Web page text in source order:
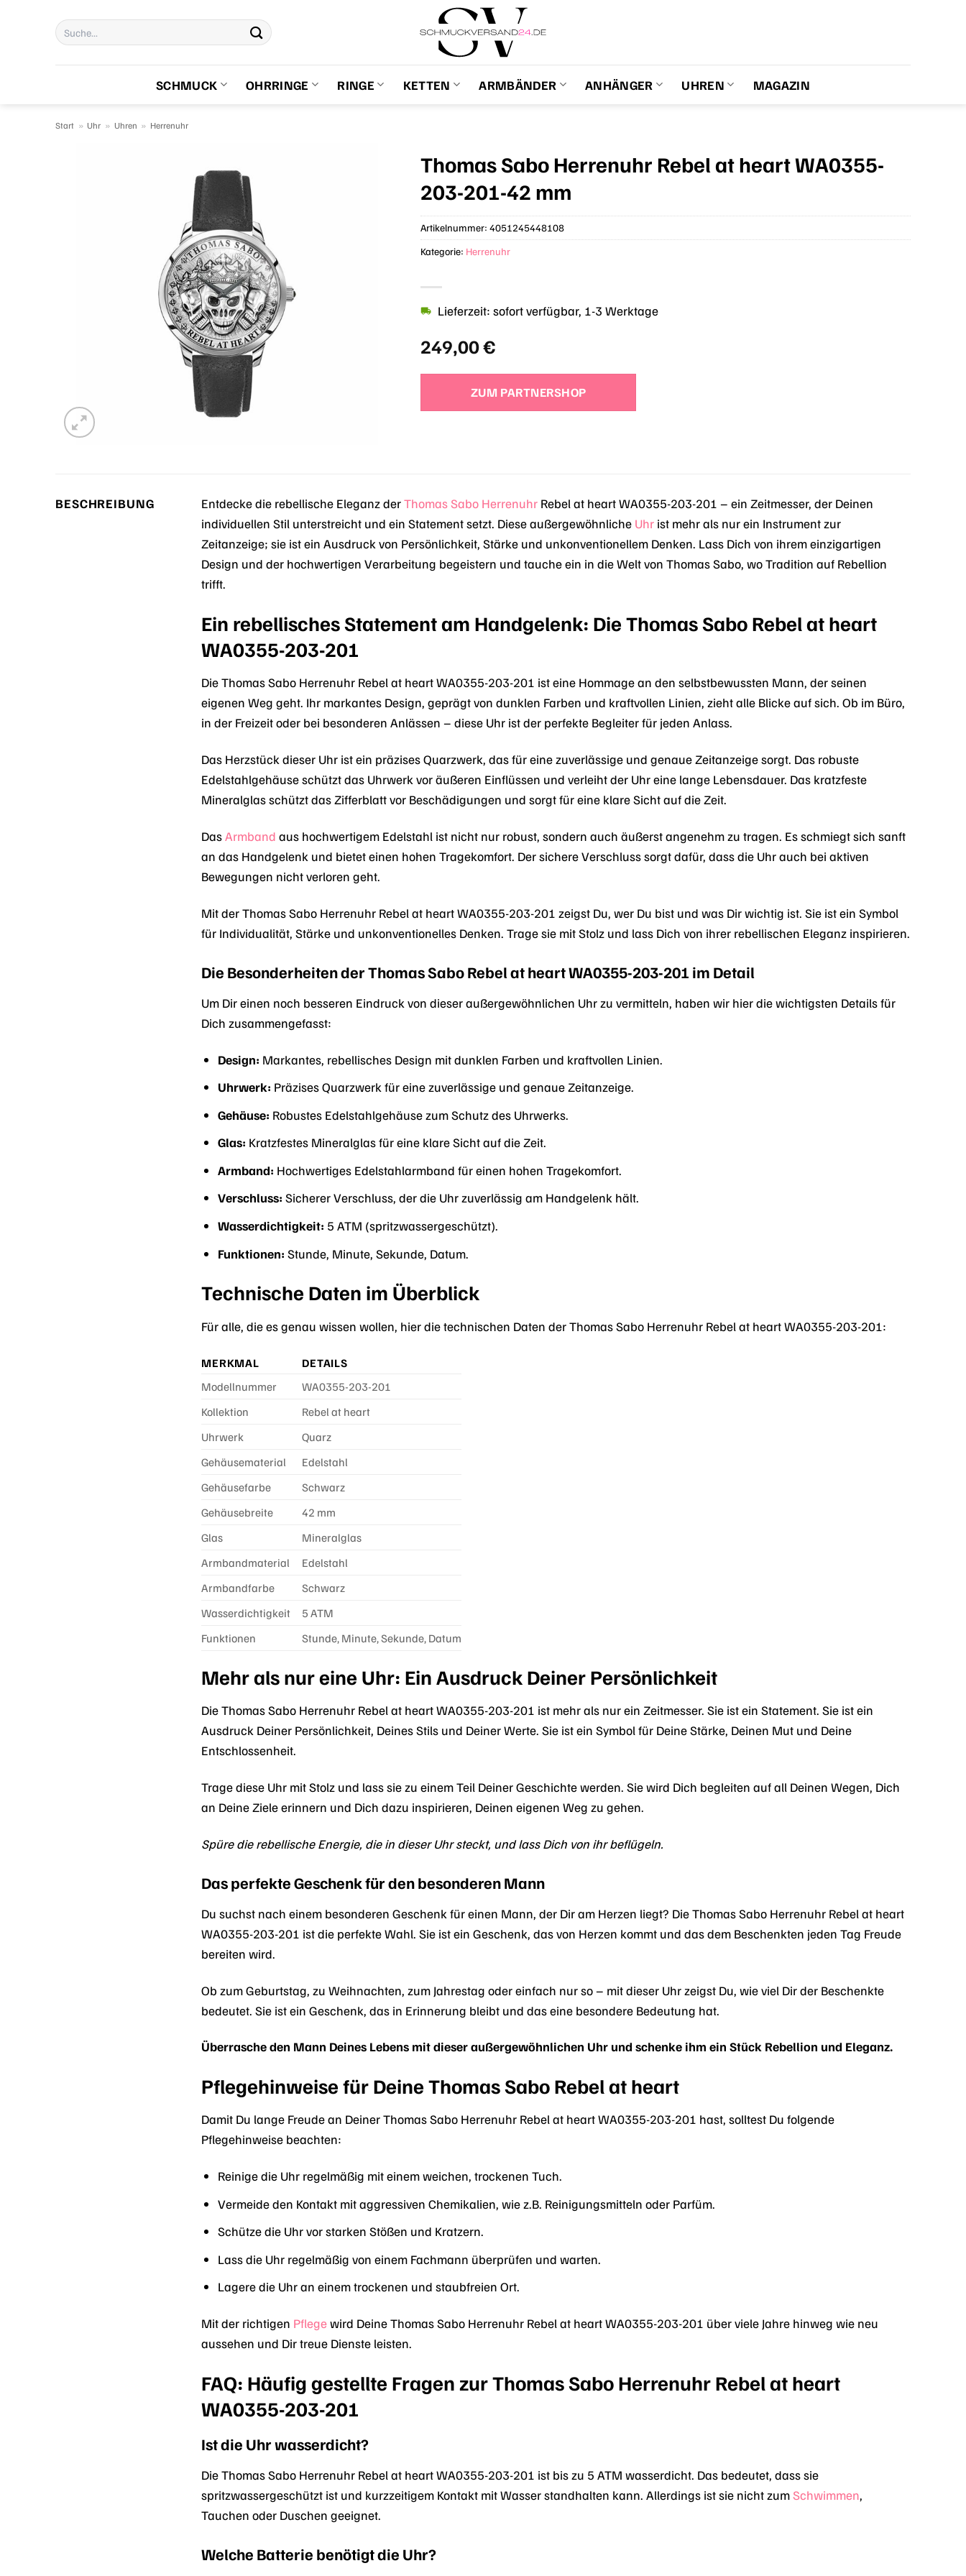
Suchen
nach:
SCHMUCK OHRRINGE RINGE KETTEN ARMBÄNDER ANHÄNGER UHREN MAGAZIN
Start » Uhr » Uhren » Herrenuhr
Thomas Sabo Herrenuhr Rebel at heart WA0355-
203-201-42 mm
249,00€
Lieferzeit: sofort verfügbar, 1-3 Werktage
ZUM PARTNERSHOP
Artikelnummer:4051245448108
Kategorie: Herrenuhr
BESCHREIBUNG Entdecke die rebellische Eleganz derThomas Sabo Herrenuhr Rebel at heart WA0355-203-201 – ein Zeitmesser, der Deinen
individuellen Stil unterstreicht und ein Statement setzt. Diese außergewöhnliche Uhr ist mehr als nur ein Instrument zur
Zeitanzeige; sie ist ein Ausdruck von Persönlichkeit, Stärke und unkonventionellem Denken. Lass Dich von ihrem einzigartigen
Design und der hochwertigen Verarbeitung begeistern und tauche ein in die Welt von Thomas Sabo, wo Tradition auf Rebellion
trifft.
Ein rebellisches Statement am Handgelenk: Die Thomas Sabo Rebel at heart
WA0355-203-201
Die Thomas Sabo Herrenuhr Rebel at heart WA0355-203-201 ist eine Hommage an den selbstbewussten Mann, der seinen
eigenen Weg geht. Ihr markantes Design, geprägt von dunklen Farben und kraftvollen Linien, zieht alle Blicke auf sich. Ob im Büro,
in der Freizeit oder bei besonderen Anlässen – diese Uhr ist der perfekte Begleiter für jeden Anlass.
Das Herzstück dieser Uhr ist ein präzises Quarzwerk, das für eine zuverlässige und genaue Zeitanzeige sorgt. Das robuste
Edelstahlgehäuse schützt das Uhrwerk vor äußeren Einflüssen und verleiht der Uhr eine lange Lebensdauer. Das kratzfeste
Mineralglas schützt das Zifferblatt vor Beschädigungen und sorgt für eine klare Sicht auf die Zeit.
DasArmband aus hochwertigem Edelstahl ist nicht nur robust, sondern auch äußerst angenehm zu tragen. Es schmiegt sich sanft
an das Handgelenk und bietet einen hohen Tragekomfort. Der sichere Verschluss sorgt dafür, dass die Uhr auch bei aktiven
Bewegungen nicht verloren geht.
Mit der Thomas Sabo Herrenuhr Rebel at heart WA0355-203-201 zeigst Du, wer Du bist und was Dir wichtig ist. Sie ist ein Symbol
für Individualität, Stärke und unkonventionelles Denken. Trage sie mit Stolz und lass Dich von ihrer rebellischen Eleganz inspirieren.
Die Besonderheiten der Thomas Sabo Rebel at heart WA0355-203-201 im Detail
Um Dir einen noch besseren Eindruck von dieser außergewöhnlichen Uhr zu vermitteln, haben wir hier die wichtigsten Details für
Dich zusammengefasst:
Design: Markantes, rebellisches Design mit dunklen Farben und kraftvollen Linien.
Uhrwerk: Präzises Quarzwerk für eine zuverlässige und genaue Zeitanzeige.
Gehäuse: Robustes Edelstahlgehäuse zum Schutz des Uhrwerks.
Glas: Kratzfestes Mineralglas für eine klare Sicht auf die Zeit.
Armband: Hochwertiges Edelstahlarmband für einen hohen Tragekomfort.
Verschluss: Sicherer Verschluss, der die Uhr zuverlässig am Handgelenk hält.
Wasserdichtigkeit: 5 ATM (spritzwassergeschützt).
Funktionen: Stunde, Minute, Sekunde, Datum.
Technische Daten im Überblick
Für alle, die es genau wissen wollen, hier die technischen Daten der Thomas Sabo Herrenuhr Rebel at heart WA0355-203-201:
MERKMAL
DETAILS
Modellnummer
WA0355-203-201
Kollektion
Rebel at heart
Uhrwerk
Quarz
Gehäusematerial
Edelstahl
Gehäusefarbe
Schwarz
Gehäusebreite
42 mm
Glas
Mineralglas
Armbandmaterial
Edelstahl
Armbandfarbe
Schwarz
Wasserdichtigkeit
5 ATM
Funktionen
Stunde, Minute, Sekunde, Datum
Mehr als nur eine Uhr: Ein Ausdruck Deiner Persönlichkeit
Die Thomas Sabo Herrenuhr Rebel at heart WA0355-203-201 ist mehr als nur ein Zeitmesser. Sie ist ein Statement. Sie ist ein
Ausdruck Deiner Persönlichkeit, Deines Stils und Deiner Werte. Sie ist ein Symbol für Deine Stärke, Deinen Mut und Deine
Entschlossenheit.
Trage diese Uhr mit Stolz und lass sie zu einem Teil Deiner Geschichte werden. Sie wird Dich begleiten auf all Deinen Wegen, Dich
an Deine Ziele erinnern und Dich dazu inspirieren, Deinen eigenen Weg zu gehen.
Spüre die rebellische Energie, die in dieser Uhr steckt, und lass Dich von ihr beflügeln.
Das perfekte Geschenk für den besonderen Mann
Du suchst nach einem besonderen Geschenk für einen Mann, der Dir am Herzen liegt? Die Thomas Sabo Herrenuhr Rebel at heart
WA0355-203-201 ist die perfekte Wahl. Sie ist ein Geschenk, das von Herzen kommt und das dem Beschenkten jeden Tag Freude
bereiten wird.
Ob zum Geburtstag, zu Weihnachten, zum Jahrestag oder einfach nur so – mit dieser Uhr zeigst Du, wie viel Dir der Beschenkte
bedeutet. Sie ist ein Geschenk, das in Erinnerung bleibt und das eine besondere Bedeutung hat.
Überrasche den Mann Deines Lebens mit dieser außergewöhnlichen Uhr und schenke ihm ein Stück Rebellion und Eleganz.
Pflegehinweise für Deine Thomas Sabo Rebel at heart
Damit Du lange Freude an Deiner Thomas Sabo Herrenuhr Rebel at heart WA0355-203-201 hast, solltest Du folgende
Pflegehinweise beachten:
Reinige die Uhr regelmäßig mit einem weichen, trockenen Tuch.
Vermeide den Kontakt mit aggressiven Chemikalien, wie z.B. Reinigungsmitteln oder Parfüm.
Schütze die Uhr vor starken Stößen und Kratzern.
Lass die Uhr regelmäßig von einem Fachmann überprüfen und warten.
Lagere die Uhr an einem trockenen und staubfreien Ort.
Mit der richtigen Pflegewird Deine Thomas Sabo Herrenuhr Rebel at heart WA0355-203-201 über viele Jahre hinweg wie neu
aussehen und Dir treue Dienste leisten.
FAQ: Häufig gestellte Fragen zur Thomas Sabo Herrenuhr Rebel at heart
WA0355-203-201
Ist die Uhr wasserdicht?
Die Thomas Sabo Herrenuhr Rebel at heart WA0355-203-201 ist bis zu 5 ATM wasserdicht. Das bedeutet, dass sie
spritzwassergeschützt ist und kurzzeitigem Kontakt mit Wasser standhalten kann. Allerdings ist sie nicht zumSchwimmen,
Tauchen oder Duschen geeignet.
Welche Batterie benötigt die Uhr?